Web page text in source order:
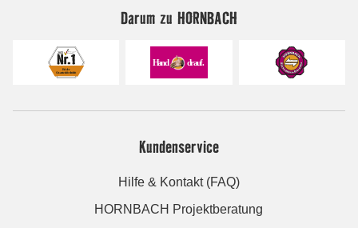
Darum zu HORNBACH
Kundenservice
Hilfe & Kontakt (FAQ)
HORNBACH Projektberatung